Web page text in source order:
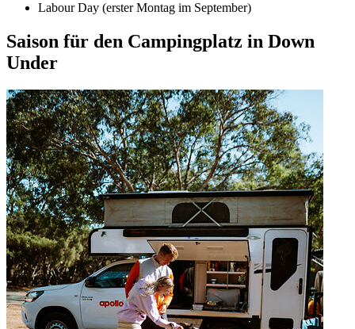
Labour Day (erster Montag im September)
Saison für den Campingplatz in Down
Under